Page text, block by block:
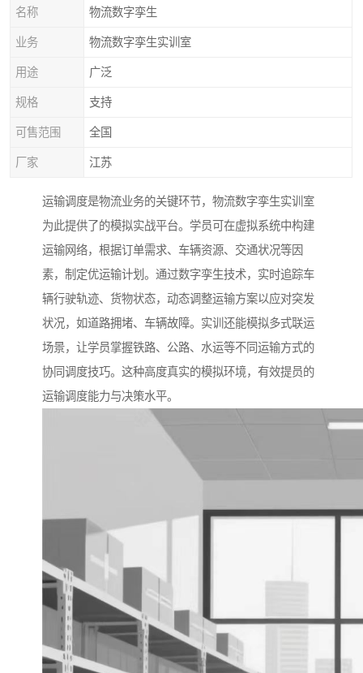
名称 物流数字孪生
业务 物流数字孪生实训室
用途 广泛
规格 支持
可售范围 全国
厂家 江苏
运输调度是物流业务的关键环节，物流数字孪生实训室
为此提供了的模拟实战平台。学员可在虚拟系统中构建
运输网络，根据订单需求、车辆资源、交通状况等因
素，制定优运输计划。通过数字孪生技术，实时追踪车
辆行驶轨迹、货物状态，动态调整运输方案以应对突发
状况，如道路拥堵、车辆故障。实训还能模拟多式联运
场景，让学员掌握铁路、公路、水运等不同运输方式的
协同调度技巧。这种高度真实的模拟环境，有效提员的
运输调度能力与决策水平。